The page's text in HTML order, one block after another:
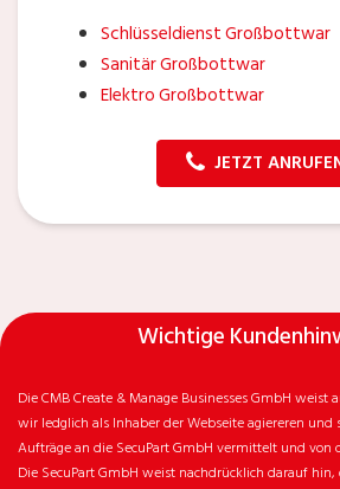
Schlüsseldienst Großbottwar
Sanitär Großbottwar
Elektro Großbottwar
JETZT
Wichtige
Die CMB Create & Manage Businesses GmbH
wir ledglich als Inhaber der Webseite agiereren und
Aufträge an die SecuPart GmbH vermittelt und von
Die SecuPart GmbH weist nachdrücklich darauf